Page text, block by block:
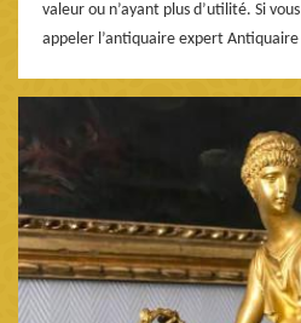
valeur ou n’ayant plus d’utilité. Si
appeler l’antiquaire expert